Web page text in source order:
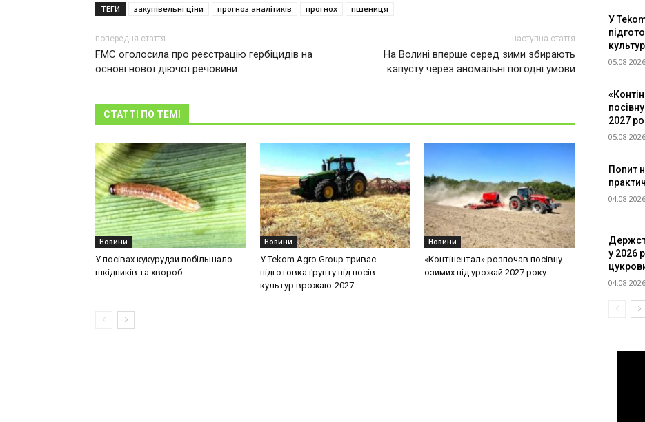
ТЕГИ закупівельні ціни прогноз аналітиків прогнох пшениця
попередня стаття
FMC оголосила про реєстрацію гербіцидів на
основі нової діючої речовини
наступна стаття
На Волині вперше серед зими збирають
капусту через аномальні погодні умови
СТАТТІ ПО ТЕМІ
Новини
У посівах кукурудзи побільшало
шкідників та хвороб
Новини
У Tekom Agro Group триває
підготовка ґрунту під посів
культур врожаю-2027
Новини
«Контінентал» розпочав посівну
озимих під урожай 2027 року
У
05.08.2026
2027
05.08.2026
Попит
04.08.2026
у 2026
04.08.2026